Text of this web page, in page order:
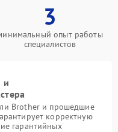
3
опыт работы
специалистов
и
Brother и прошедшие
корректную
гарантийных